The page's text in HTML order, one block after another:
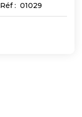
Réf : 01029